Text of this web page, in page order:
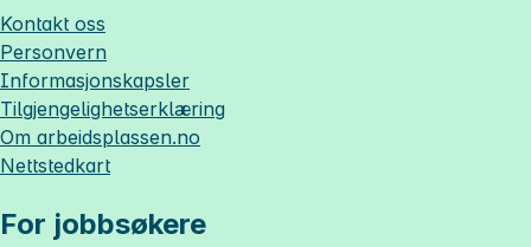
Kontakt oss
Personvern
Informasjonskapsler
Tilgjengelighetserklæring
Om arbeidsplassen.no
Nettstedkart
For jobbsøkere